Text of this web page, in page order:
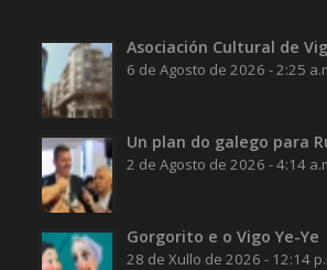
Asociación Cultural de
6 de Agosto de 2026 - 2:25
Un plan do galego para
2 de Agosto de 2026 - 4:14
Gorgorito e o Vigo Ye-Ye
28 de Xullo de 2026 - 12:14